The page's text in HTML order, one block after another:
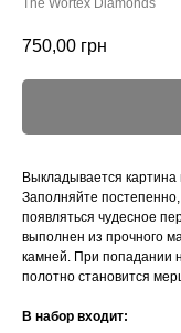
The Wortex Diamonds
750,00 грн
Выкладывается
Заполняйте
появляться чудесное
выполнен из прочного
камней. При попадании
полотно становится
В набор входит: